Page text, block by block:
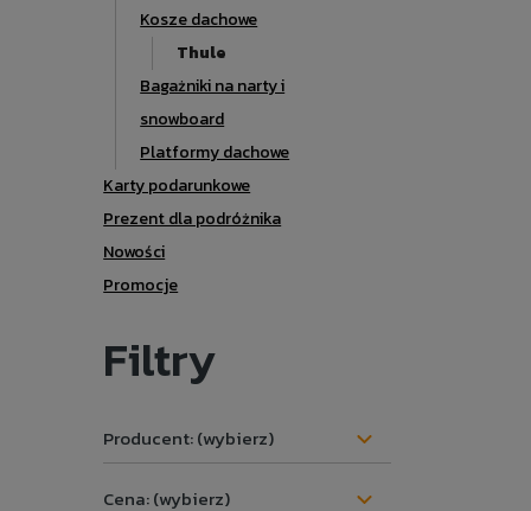
Kosze dachowe
Thule
Bagażniki na narty i
snowboard
Platformy dachowe
Karty podarunkowe
Prezent dla podróżnika
Nowości
Promocje
Filtry
Producent: (wybierz)
Cena: (wybierz)